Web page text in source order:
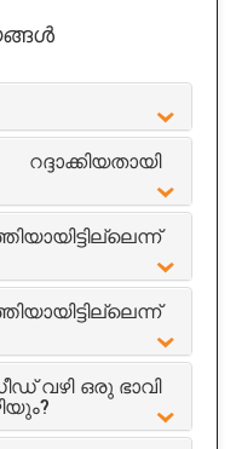
വഴി ഒരു ഭാവി